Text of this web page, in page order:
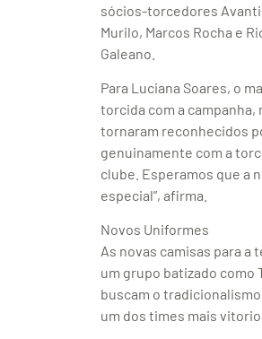
sócios-torcedores
Murilo, Marcos Rocha e
Galeano.
Para Luciana Soares, o
torcida com a campanha,
tornaram reconhecidos
genuinamente com a
clube. Esperamos que a
especial”, afirma.
Novos Uniformes
As novas camisas para
um grupo batizado como
buscam o
um dos times mais